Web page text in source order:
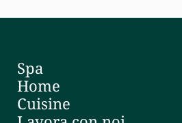
Spa
Home
Cuisine